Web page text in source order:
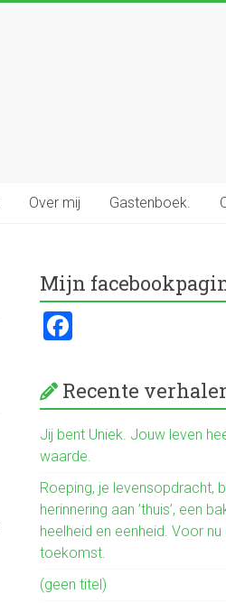
Over mij Gastenboek.
Mijn
ce
b
o
ok
Recente
Jij bent Uniek. Jouw leven
waarde.
Roeping, je levensopdracht,
herinnering aan ’thuis’, een
heelheid en eenheid. Voor
toekomst.
(geen titel)